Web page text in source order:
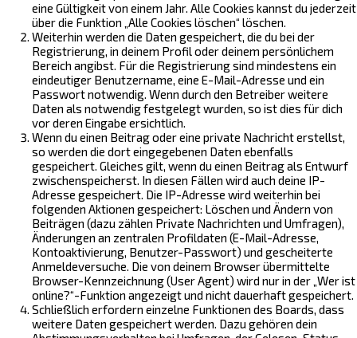
eine Gültigkeit von einem Jahr. Alle Cookies kannst du jederzeit
über die Funktion „Alle Cookies löschen“ löschen.
Weiterhin werden die Daten gespeichert, die du bei der
Registrierung, in deinem Profil oder deinem persönlichem
Bereich angibst. Für die Registrierung sind mindestens ein
eindeutiger Benutzername, eine E-Mail-Adresse und ein
Passwort notwendig. Wenn durch den Betreiber weitere
Daten als notwendig festgelegt wurden, so ist dies für dich
vor deren Eingabe ersichtlich.
Wenn du einen Beitrag oder eine private Nachricht erstellst,
so werden die dort eingegebenen Daten ebenfalls
gespeichert. Gleiches gilt, wenn du einen Beitrag als Entwurf
zwischenspeicherst. In diesen Fällen wird auch deine IP-
Adresse gespeichert. Die IP-Adresse wird weiterhin bei
folgenden Aktionen gespeichert: Löschen und Ändern von
Beiträgen (dazu zählen Private Nachrichten und Umfragen),
Änderungen an zentralen Profildaten (E-Mail-Adresse,
Kontoaktivierung, Benutzer-Passwort) und gescheiterte
Anmeldeversuche. Die von deinem Browser übermittelte
Browser-Kennzeichnung (User Agent) wird nur in der „Wer ist
online?“-Funktion angezeigt und nicht dauerhaft gespeichert.
Schließlich erfordern einzelne Funktionen des Boards, dass
weitere Daten gespeichert werden. Dazu gehören dein